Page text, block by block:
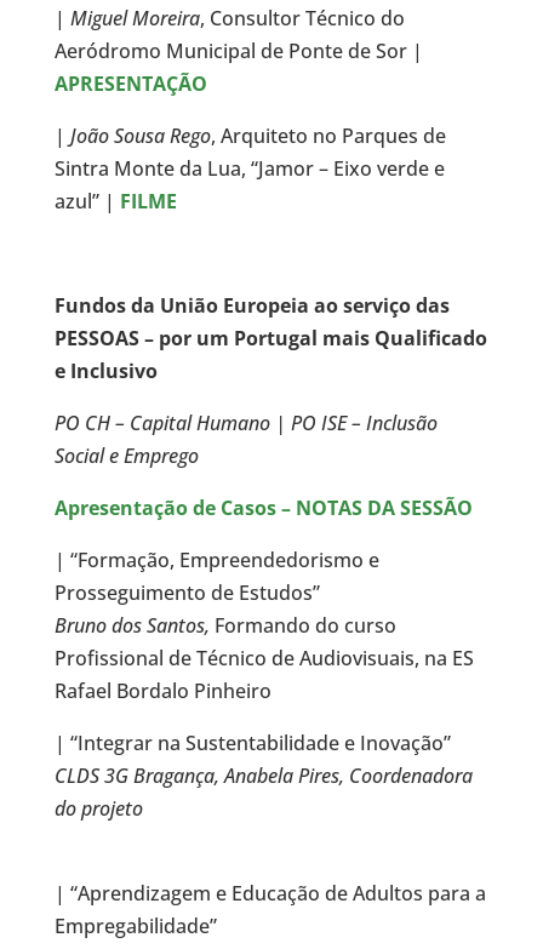
| Miguel Moreira, Consultor Técnico do
Aeródromo Municipal de Ponte de Sor |
APRESENTAÇÃO
| João Sousa Rego, Arquiteto no Parques de
Sintra Monte da Lua, “Jamor – Eixo verde e
azul” | FILME
Fundos da União Europeia ao serviço das
PESSOAS – por um Portugal mais Qualificado
e Inclusivo
PO CH – Capital Humano | PO ISE – Inclusão
Social e Emprego
Apresentação de Casos – NOTAS DA SESSÃO
| “Formação, Empreendedorismo e
Prosseguimento de Estudos”
Bruno dos Santos, Formando do curso
Profissional de Técnico de Audiovisuais, na ES
Rafael Bordalo Pinheiro
| “Integrar na Sustentabilidade e Inovação”
CLDS 3G Bragança, Anabela Pires, Coordenadora
do projeto
| “Aprendizagem e Educação de Adultos para a
Empregabilidade”